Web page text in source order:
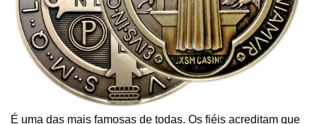
É uma das mais famosas de todas. Os fiéis acreditam que